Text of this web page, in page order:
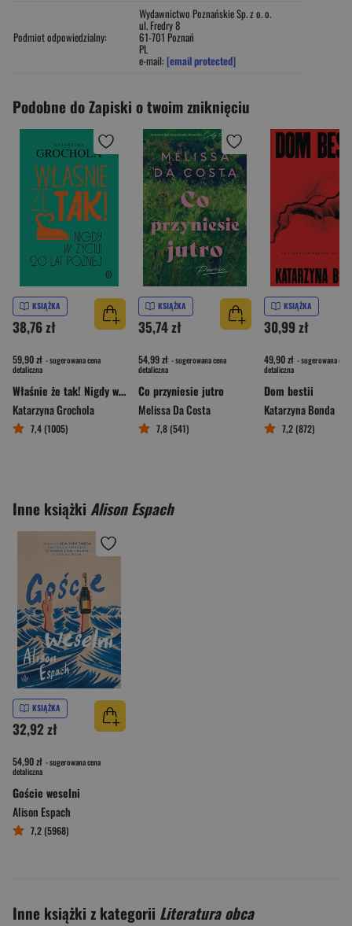
Podmiot odpowiedzialny:
Wydawnictwo Poznańskie Sp. z o. o.
ul. Fredry 8
61-701 Poznań
PL
e-mail: [email protected]
Podobne do Zapiski o twoim zniknięciu
KSIĄŻKA
38,76 zł
59,90 zł - sugerowana cena
detaliczna
Właśnie że tak! Nigdy w życiu! 20 lat później
Katarzyna Grochola
7,4 (1005)
KSIĄŻKA
35,74 zł
54,99 zł - sugerowana cena
detaliczna
Co przyniesie jutro
Melissa Da Costa
7,8 (541)
KSIĄŻKA
30,99 zł
49,90 zł - sugerowana cena
detaliczna
Dom bestii
Katarzyna Bonda
7,2 (872)
Inne książki Alison Espach
KSIĄŻKA
32,92 zł
54,90 zł - sugerowana cena
detaliczna
Goście weselni
Alison Espach
7,2 (5968)
Inne książki z kategorii Literatura obca